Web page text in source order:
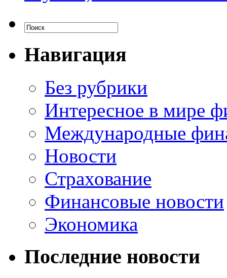
Навигация
Без рубрики
Интересное в мире
Международные
Новости
Страхование
Финансовые новости
Экономика
Последние новости